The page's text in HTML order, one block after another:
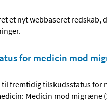
et nyt webbaseret
for medicin mod
fremtidig tilskudsstatus for
Medicin mod migræne